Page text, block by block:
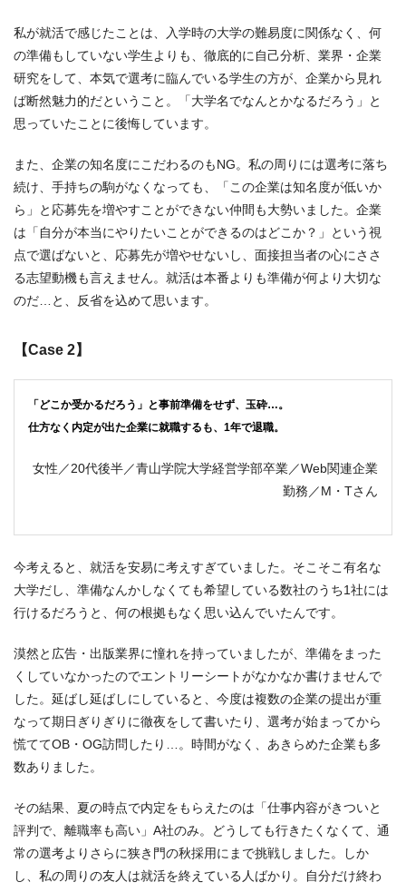
私が就活で感じたことは、入学時の大学の難易度に関係なく、何
の準備もしていない学生よりも、徹底的に自己分析、業界・企業
研究をして、本気で選考に臨んでいる学生の方が、企業から見れ
ば断然魅力的だということ。「大学名でなんとかなるだろう」と
思っていたことに後悔しています。
また、企業の知名度にこだわるのもNG。私の周りには選考に落ち
続け、手持ちの駒がなくなっても、「この企業は知名度が低いか
ら」と応募先を増やすことができない仲間も大勢いました。企業
は「自分が本当にやりたいことができるのはどこか？」という視
点で選ばないと、応募先が増やせないし、面接担当者の心にささ
る志望動機も言えません。就活は本番よりも準備が何より大切な
のだ…と、反省を込めて思います。
【Case 2】
「どこか受かるだろう」と事前準備をせず、玉砕…。
仕方なく内定が出た企業に就職するも、1年で退職。
女性／20代後半／青山学院大学経営学部卒業／Web関連企業
勤務／M・Tさん
今考えると、就活を安易に考えすぎていました。そこそこ有名な
大学だし、準備なんかしなくても希望している数社のうち1社には
行けるだろうと、何の根拠もなく思い込んでいたんです。
漠然と広告・出版業界に憧れを持っていましたが、準備をまった
くしていなかったのでエントリーシートがなかなか書けませんで
した。延ばし延ばしにしていると、今度は複数の企業の提出が重
なって期日ぎりぎりに徹夜をして書いたり、選考が始まってから
慌ててOB・OG訪問したり…。時間がなく、あきらめた企業も多
数ありました。
その結果、夏の時点で内定をもらえたのは「仕事内容がきついと
評判で、離職率も高い」A社のみ。どうしても行きたくなくて、通
常の選考よりさらに狭き門の秋採用にまで挑戦しました。しか
し、私の周りの友人は就活を終えている人ばかり。自分だけ終わ